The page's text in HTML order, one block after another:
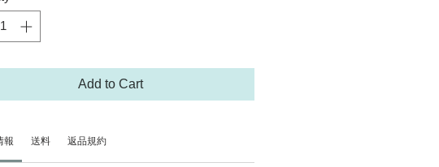
Add to Cart
報 送料 返品規約